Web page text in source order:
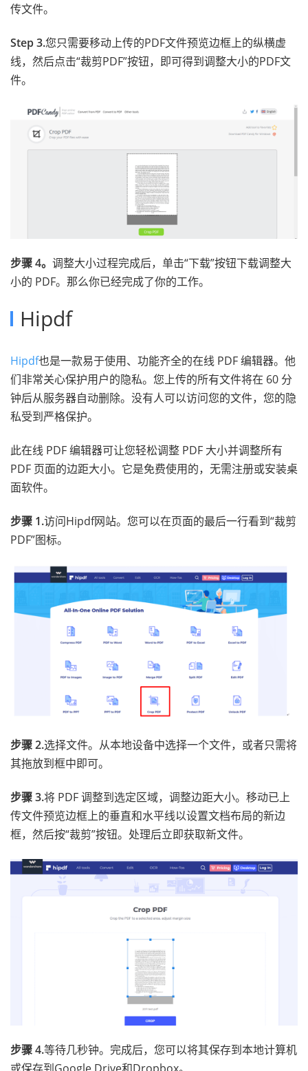
传文件。
Step 3.您只需要移动上传的PDF文件预览边框上的纵横虚
线，然后点击“裁剪PDF”按钮，即可得到调整大小的PDF文
件。
步骤 4。 调整大小过程完成后，单击“下载”按钮下载调整大
小的 PDF。那么你已经完成了你的工作。
Hipdf
Hipdf也是一款易于使用、功能齐全的在线 PDF 编辑器。他
们非常关心保护用户的隐私。您上传的所有文件将在 60 分
钟后从服务器自动删除。没有人可以访问您的文件，您的隐
私受到严格保护。
此在线 PDF 编辑器可让您轻松调整 PDF 大小并调整所有
PDF 页面的边距大小。它是免费使用的，无需注册或安装桌
面软件。
步骤 1.访问Hipdf网站。您可以在页面的最后一行看到“裁剪
PDF”图标。
步骤 2.选择文件。从本地设备中选择一个文件，或者只需将
其拖放到框中即可。
步骤 3.将 PDF 调整到选定区域，调整边距大小。移动已上
传文件预览边框上的垂直和水平线以设置文档布局的新边
框，然后按“裁剪”按钮。处理后立即获取新文件。
步骤 4.等待几秒钟。完成后，您可以将其保存到本地计算机